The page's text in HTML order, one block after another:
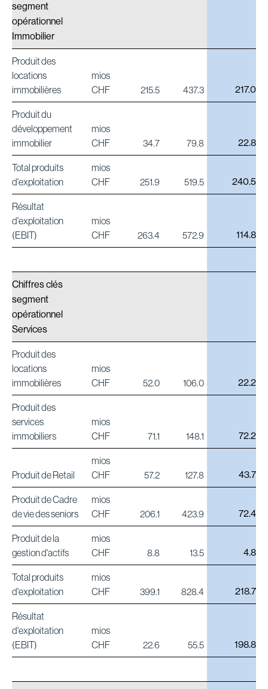
segment
opérationnel
Immobilier
Produit des
locations
immobilières
mios
CHF
215.5 437.3 217.0
Produit du
développement
immobilier
mios
CHF
34.7 79.8 22.8
Total produits
d'exploitation
mios
CHF
251.9 519.5 240.5
Résultat
d'exploitation
(EBIT)
mios
CHF
263.4 572.9 114.8
Chiffres clés
segment
opérationnel
Services
Produit des
locations
immobilières
mios
CHF
52.0 106.0 22.2
Produit des
services
immobiliers
mios
CHF
71.1 148.1 72.2
Produit de Retail
mios
CHF
57.2 127.8 43.7
Produit de Cadre
de vie des seniors
mios
CHF
206.1 423.9 72.4
Produit de la
gestion d'actifs
mios
CHF
8.8 13.5 4.8
Total produits
d'exploitation
mios
CHF
399.1 828.4 218.7
Résultat
d'exploitation
(EBIT)
mios
CHF
22.6 55.5 198.8